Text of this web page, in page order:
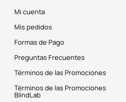
Mi cuenta
Mis pedidos
Formas de Pago
Preguntas Frecuentes
Términos de las Promociones
Términos de las Promociones
BlindLab